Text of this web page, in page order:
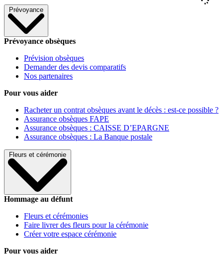
Prévoyance
Prévoyance obsèques
Prévision obsèques
Demander des devis comparatifs
Nos partenaires
Pour vous aider
Racheter un contrat obsèques avant le décès : est-ce possible ?
Assurance obsèques FAPE
Assurance obsèques : CAISSE D’EPARGNE
Assurance obsèques : La Banque postale
Fleurs et cérémonie
Hommage au défunt
Fleurs et cérémonies
Faire livrer des fleurs pour la cérémonie
Créer votre espace cérémonie
Pour vous aider